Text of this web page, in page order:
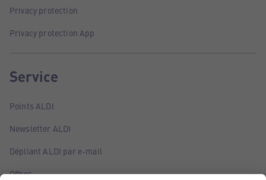
Privacy protection
Privacy protection App
Service
Points ALDI
Newsletter ALDI
Dépliant ALDI par e-mail
Offres